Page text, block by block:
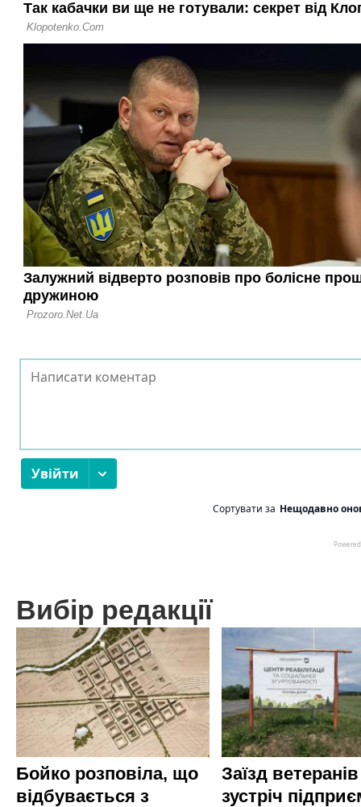
Вибір редакції
Бойко розповіла, що
відбувається з
Заїзд
зустріч